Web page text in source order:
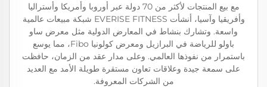
مع بيع المنتجات لأكثر من 70 دولة عبر أوروبا وأمريكا وأستراليا
وأفريقيا وآسيا، أنشأت EVERISE FITNESS شبكة مبيعات عالمية
واسعة. وتشارك بنشاط في المعارض الدولية مثل معرض ساو
باولو للرياضة في البرازيل ومعرض كولونيا Fibo، مما يوسع
باستمرار من نفوذها العالمي. وعلى مدار عقد من الزمان، حافظت
على سمعة جيدة وعلاقات تعاون مستقرة طويلة الأمد مع العديد
من الشركات المعروفة.